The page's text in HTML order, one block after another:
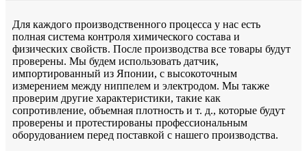
Для каждого производственного процесса у нас есть
полная система контроля химического состава и
физических свойств. После производства все товары будут
проверены. Мы будем использовать датчик,
импортированный из Японии, с высокоточным
измерением между ниппелем и электродом. Мы также
проверим другие характеристики, такие как
сопротивление, объемная плотность и т. д., которые будут
проверены и протестированы профессиональным
оборудованием перед поставкой с нашего производства.